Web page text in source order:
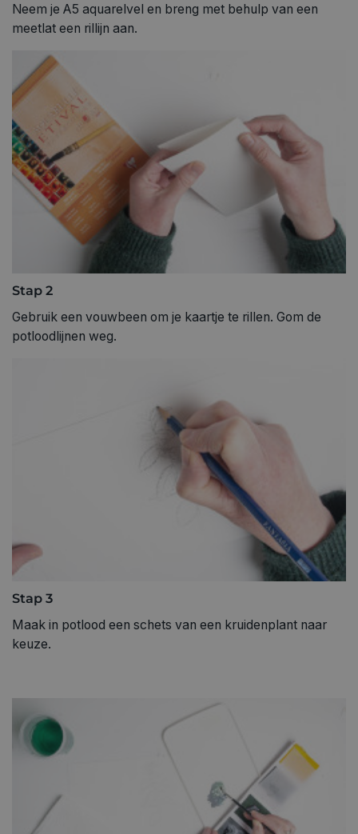
Neem je A5 aquarelvel en breng met behulp van een
meetlat een rillijn aan.
Stap 2
Gebruik een vouwbeen om je kaartje te rillen. Gom de
potloodlijnen weg.
Stap 3
Maak in potlood een schets van een kruidenplant naar
keuze.